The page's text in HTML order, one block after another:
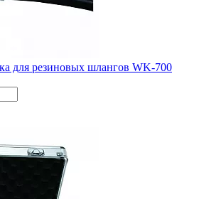
для резиновых шлангов WK-700